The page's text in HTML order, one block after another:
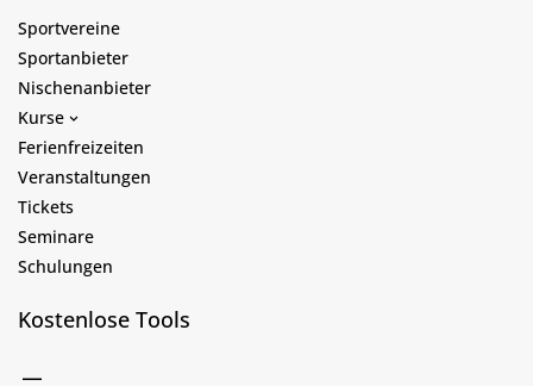
Sportvereine
Sportanbieter
Nischenanbieter
Kurse
Ferienfreizeiten
Veranstaltungen
Tickets
Seminare
Schulungen
Kostenlose Tools